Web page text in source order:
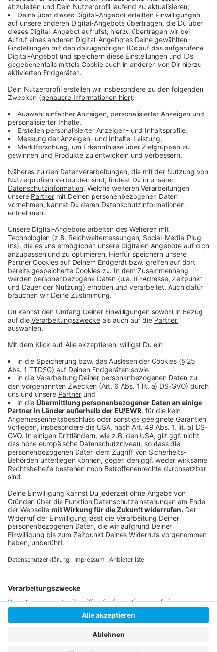
Die Wetterlage ist besonders
extrem
Anzeige
Die Besonderheit dieser Wetterlage kann man
schon an den Höchsttemperaturen festmachen.
Donnerstag, vor allen Dingen Freitag, vielleicht
auch noch am Samstag an der 37-38-Grad-Marke
vielleicht kratzen und das würde für Düsseldorf
einen neuen Juni-Temperaturrekord bedeuten.
Anzeige
Was das für den weiteren Sommer bedeutet, ist noch
offen – weitere Hitzewellen sind aber nicht
ausgeschlossen.
Anzeige
Weitere Infos und Links zu dem Thema:
Anzeige
Sport bei Hitze: Diese Tipps helfen
Hitze in Düsseldorf: Tipps vom Arzt
Hier gibt es in Düsseldorf Abkühlung
Anzeige
Folge uns für mehr News & Updates:
Anzeige
Instagram Facebook | WhatsApp-Kanal
Anzeige